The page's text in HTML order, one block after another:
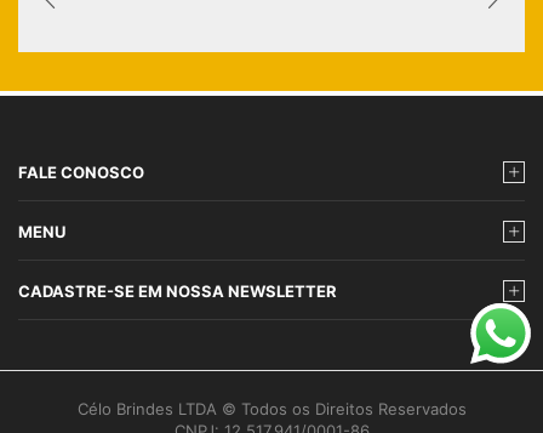
FALE CONOSCO
MENU
CADASTRE-SE EM NOSSA NEWSLETTER
Célo Brindes LTDA © Todos os Direitos Reservados